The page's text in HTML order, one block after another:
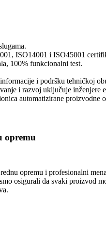
ISO14001 i ISO45001
100% funkcionalni test.
i podršku tehničkoj
i razvoj uključuje inženjere
automatizirane
opremu
opremu i profesionalni
osigurali da svaki proizvod